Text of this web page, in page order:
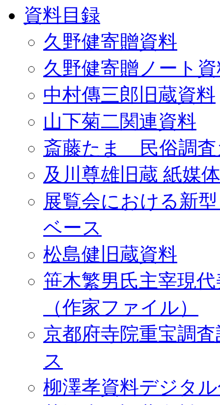
資料目録
久野健寄贈資料
久野健寄贈ノート
中村傳三郎旧蔵資料
山下菊二関連資料
斎藤たま 民俗調査
及川尊雄旧蔵 紙媒
展覧会における新
ベース
松島健旧蔵資料
笹木繁男氏主宰現
（作家ファイル）
京都府寺院重宝調
ス
柳澤孝資料デジタ